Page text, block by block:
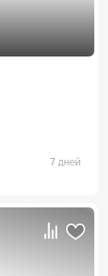
7 дней